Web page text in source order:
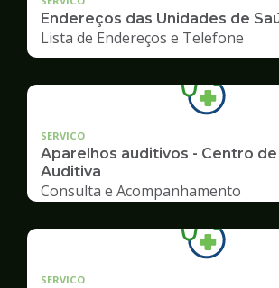
Endereços das Unidades de
Lista de Endereços e Telefone
SERVICO
Aparelhos auditivos - Centro de
Auditiva
Consulta e Acompanhamento
SERVICO